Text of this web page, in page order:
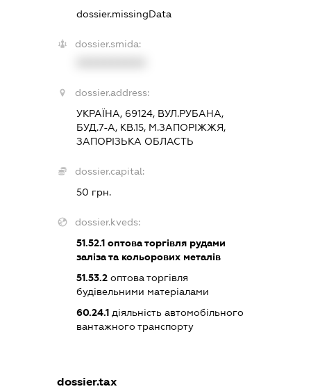
dossier.missingData
dossier.smida:
dossier.address:
УКРАЇНА, 69124, ВУЛ.РУБАНА,
БУД.7-А, КВ.15, М.ЗАПОРІЖЖЯ,
ЗАПОРІЗЬКА ОБЛАСТЬ
dossier.capital:
50 грн.
dossier.kveds:
51.52.1оптова торгівля рудами
заліза та кольорових металів
51.53.2оптова торгівля
будівельними матеріалами
60.24.1діяльність автомобільного
вантажного транспорту
dossier.tax